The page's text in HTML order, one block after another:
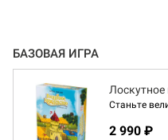
БАЗОВАЯ ИГРА
Лоскутное
Станьте
2 990 ₽